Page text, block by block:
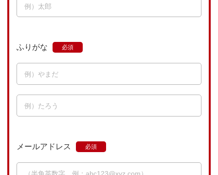
ふりがな
メールアドレス